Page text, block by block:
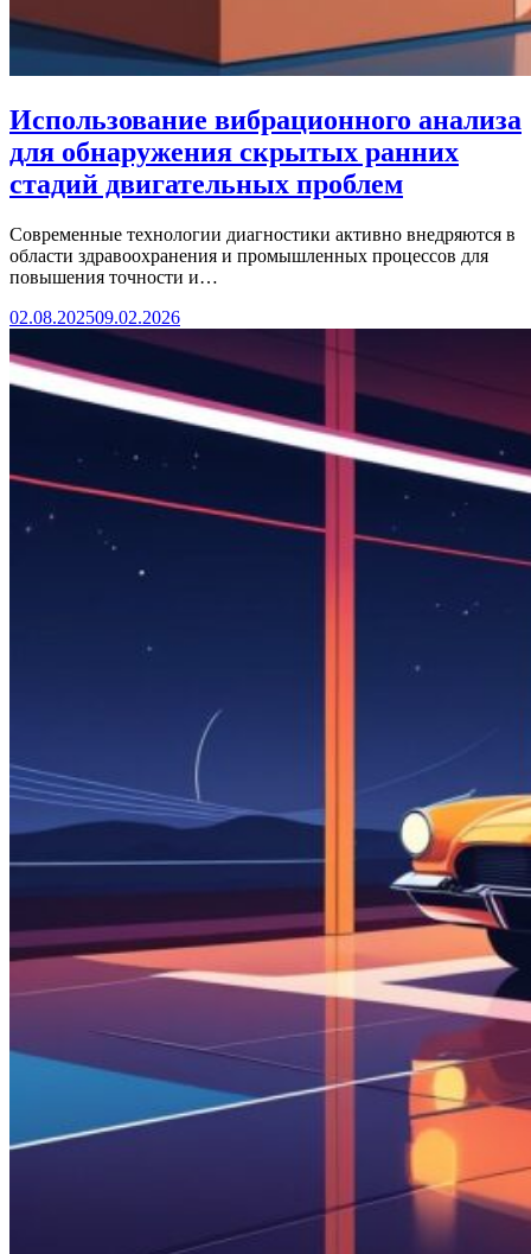
Использование вибрационного анализа
для обнаружения скрытых ранних
стадий двигательных проблем
Современные технологии диагностики активно внедряются в
области здравоохранения и промышленных процессов для
повышения точности и…
02.08.202509.02.2026